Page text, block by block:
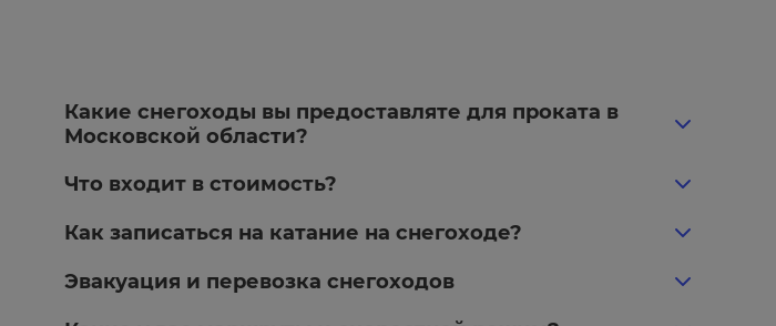
Какие снегоходы вы предоставляте для проката в
Московской области?
Что входит в стоимость?
Как записаться на катание на снегоходе?
Эвакуация и перевозка снегоходов